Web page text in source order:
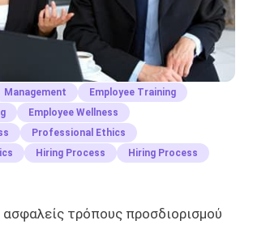
Management
Employee Training
Employee Wellness
Professional Ethics
Hiring Process Hiring Process
τρόπους προσδιορισμού